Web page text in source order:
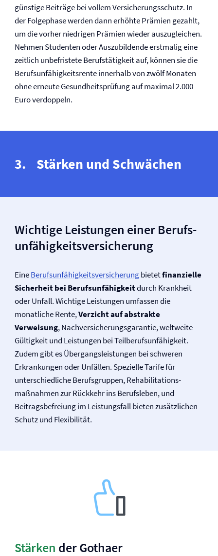
günstige Beiträge bei vollem Versicherungsschutz. In
der Folgephase werden dann erhöhte Prämien gezahlt,
um die vorher niedrigen Prämien wieder auszugleichen.
Nehmen Studenten oder Auszubildende erstmalig eine
zeitlich unbefristete Berufstätigkeit auf, können sie die
Berufs­unfähigkeitsrente innerhalb von zwölf Monaten
ohne erneute Gesundheitsprüfung auf maximal 2.000
Euro verdoppeln.
Stärken und Schwächen
Wichtige Leistungen einer Berufs­
unfähigkeits­versicherung
EineBerufs­unfähigkeits­versicherungbietetfinanzielle
Sicherheit bei Berufs­unfähigkeitdurch Krankheit
oder Unfall. Wichtige Leistungen umfassen die
monatliche Rente,Verzicht auf abstrakte
Verweisung, Nach­versicherungsgarantie, weltweite
Gültigkeit und Leistungen bei Teilberufsunfähigkeit.
Zudem gibt es Übergangsleistungen bei schweren
Erkrankungen oder Unfällen. Spezielle Tarife für
unterschiedliche Berufsgruppen, Rehabilitations­
maßnahmen zur Rückkehr ins Berufsleben, und
Beitragsbefreiung im Leistungsfall bieten zusätzlichen
Schutz und Flexibilität.
Stärken der Gothaer